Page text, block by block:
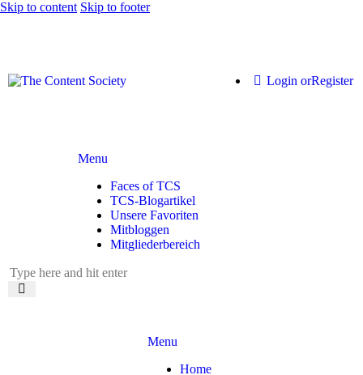
Skip to content Skip to footer
Login orRegister
Menu
Faces of TCS
TCS-Blogartikel
Unsere Favoriten
Mitbloggen
Mitgliederbereich
Menu
Home